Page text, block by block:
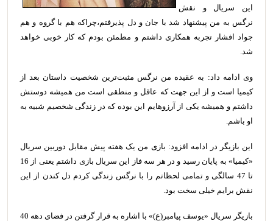
این سریال و نقش
نرگس به من پیشنهاد شد با جان و دل پذیرفتم،‌چراکه هم با گروه و هم
جواد افشار تجربه همکاری داشتم و مطمئن بودم که کار خوبی خواهد
شد.
وی ادامه داد: به عقیده من نرگس مثبت‌ترین شخصیت داستان بعد از
کیمیا است و از این جهت که عاقل و منطقی است من همیشه دوستش
داشتم و همیشه یکی از آرزوهایم این بوده که در زندگی شخصیم شبیه به
او باشم.
این بازیگر در ادامه افزود:‌ بازی من یک هفته پیش مقابل دوربین سریال
«کیمیا» به پایان رسید و در هر سه فاز این سریال بازی داشتم یعنی از 16
تا 47 سالگی و تمامی لحظاتم را با نرگس زندگی کردم دل کندن از این
نقش برایم خیلی سخت بود.
بازیگر سریال «یوسف پیامبر(ع)» با اشاره به قرار گرفتن در فضای دهه 40